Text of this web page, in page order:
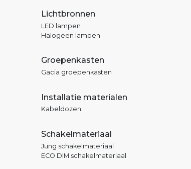
Lichtbronnen
LED lampen
Halogeen lampen
Groepenkasten
Gacia groepenkasten
Installatie materialen
Kabeldozen
Schakelmateriaal
Jung schakelmateriaal
ECO DIM schakelmateriaal